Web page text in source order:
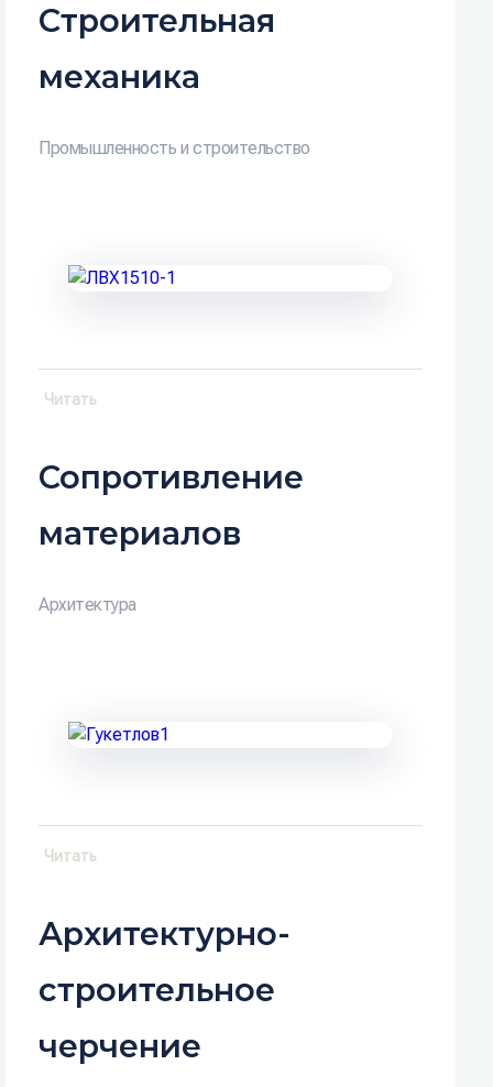
Строительная
механика
Промышленность и строительство
Сопротивление
материалов
Архитектура
Читать
Архитектурно-
строительное
черчение
Читать